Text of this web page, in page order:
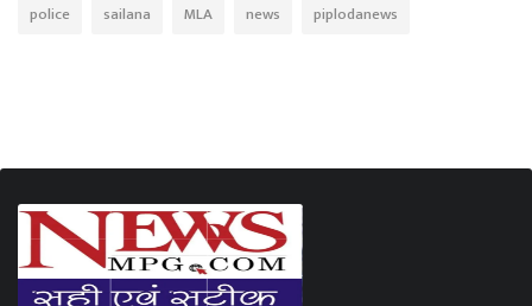
police
sailana MLA news piplodanews